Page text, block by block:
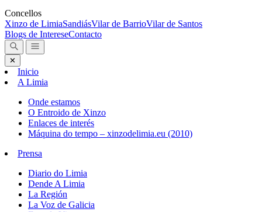
Concellos
Xinzo de LimiaSandiásVilar de BarrioVilar de Santos
Blogs de IntereseContacto
✕
Inicio
A Limia
Onde estamos
O Entroido de Xinzo
Enlaces de interés
Máquina do tempo – xinzodelimia.eu (2010)
Prensa
Diario do Limia
Dende A Limia
La Región
La Voz de Galicia